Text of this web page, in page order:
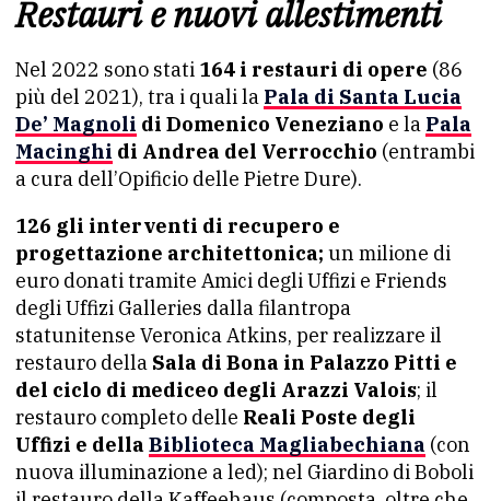
Restauri e nuovi allestimenti
Nel 2022 sono stati 164 i restauri di opere (86
più del 2021), tra i quali la Pala di Santa Lucia
De’ Magnoli di Domenico Veneziano e la Pala
Macinghi di Andrea del Verrocchio (entrambi
a cura dell’Opificio delle Pietre Dure).
126 gli interventi di recupero e
progettazione architettonica; un milione di
euro donati tramite Amici degli Uffizi e Friends
degli Uffizi Galleries dalla filantropa
statunitense Veronica Atkins, per realizzare il
restauro della Sala di Bona in Palazzo Pitti e
del ciclo di mediceo degli Arazzi Valois; il
restauro completo delle Reali Poste degli
Uffizi e della Biblioteca Magliabechiana (con
nuova illuminazione a led); nel Giardino di Boboli